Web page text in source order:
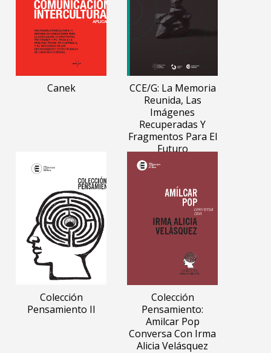
Canek
CCE/G: La Memoria
Reunida, Las
Imágenes
Recuperadas Y
Fragmentos Para El
Futuro
Colección
Pensamiento II
Colección
Pensamiento:
Amilcar Pop
Conversa Con Irma
Alicia Velásquez